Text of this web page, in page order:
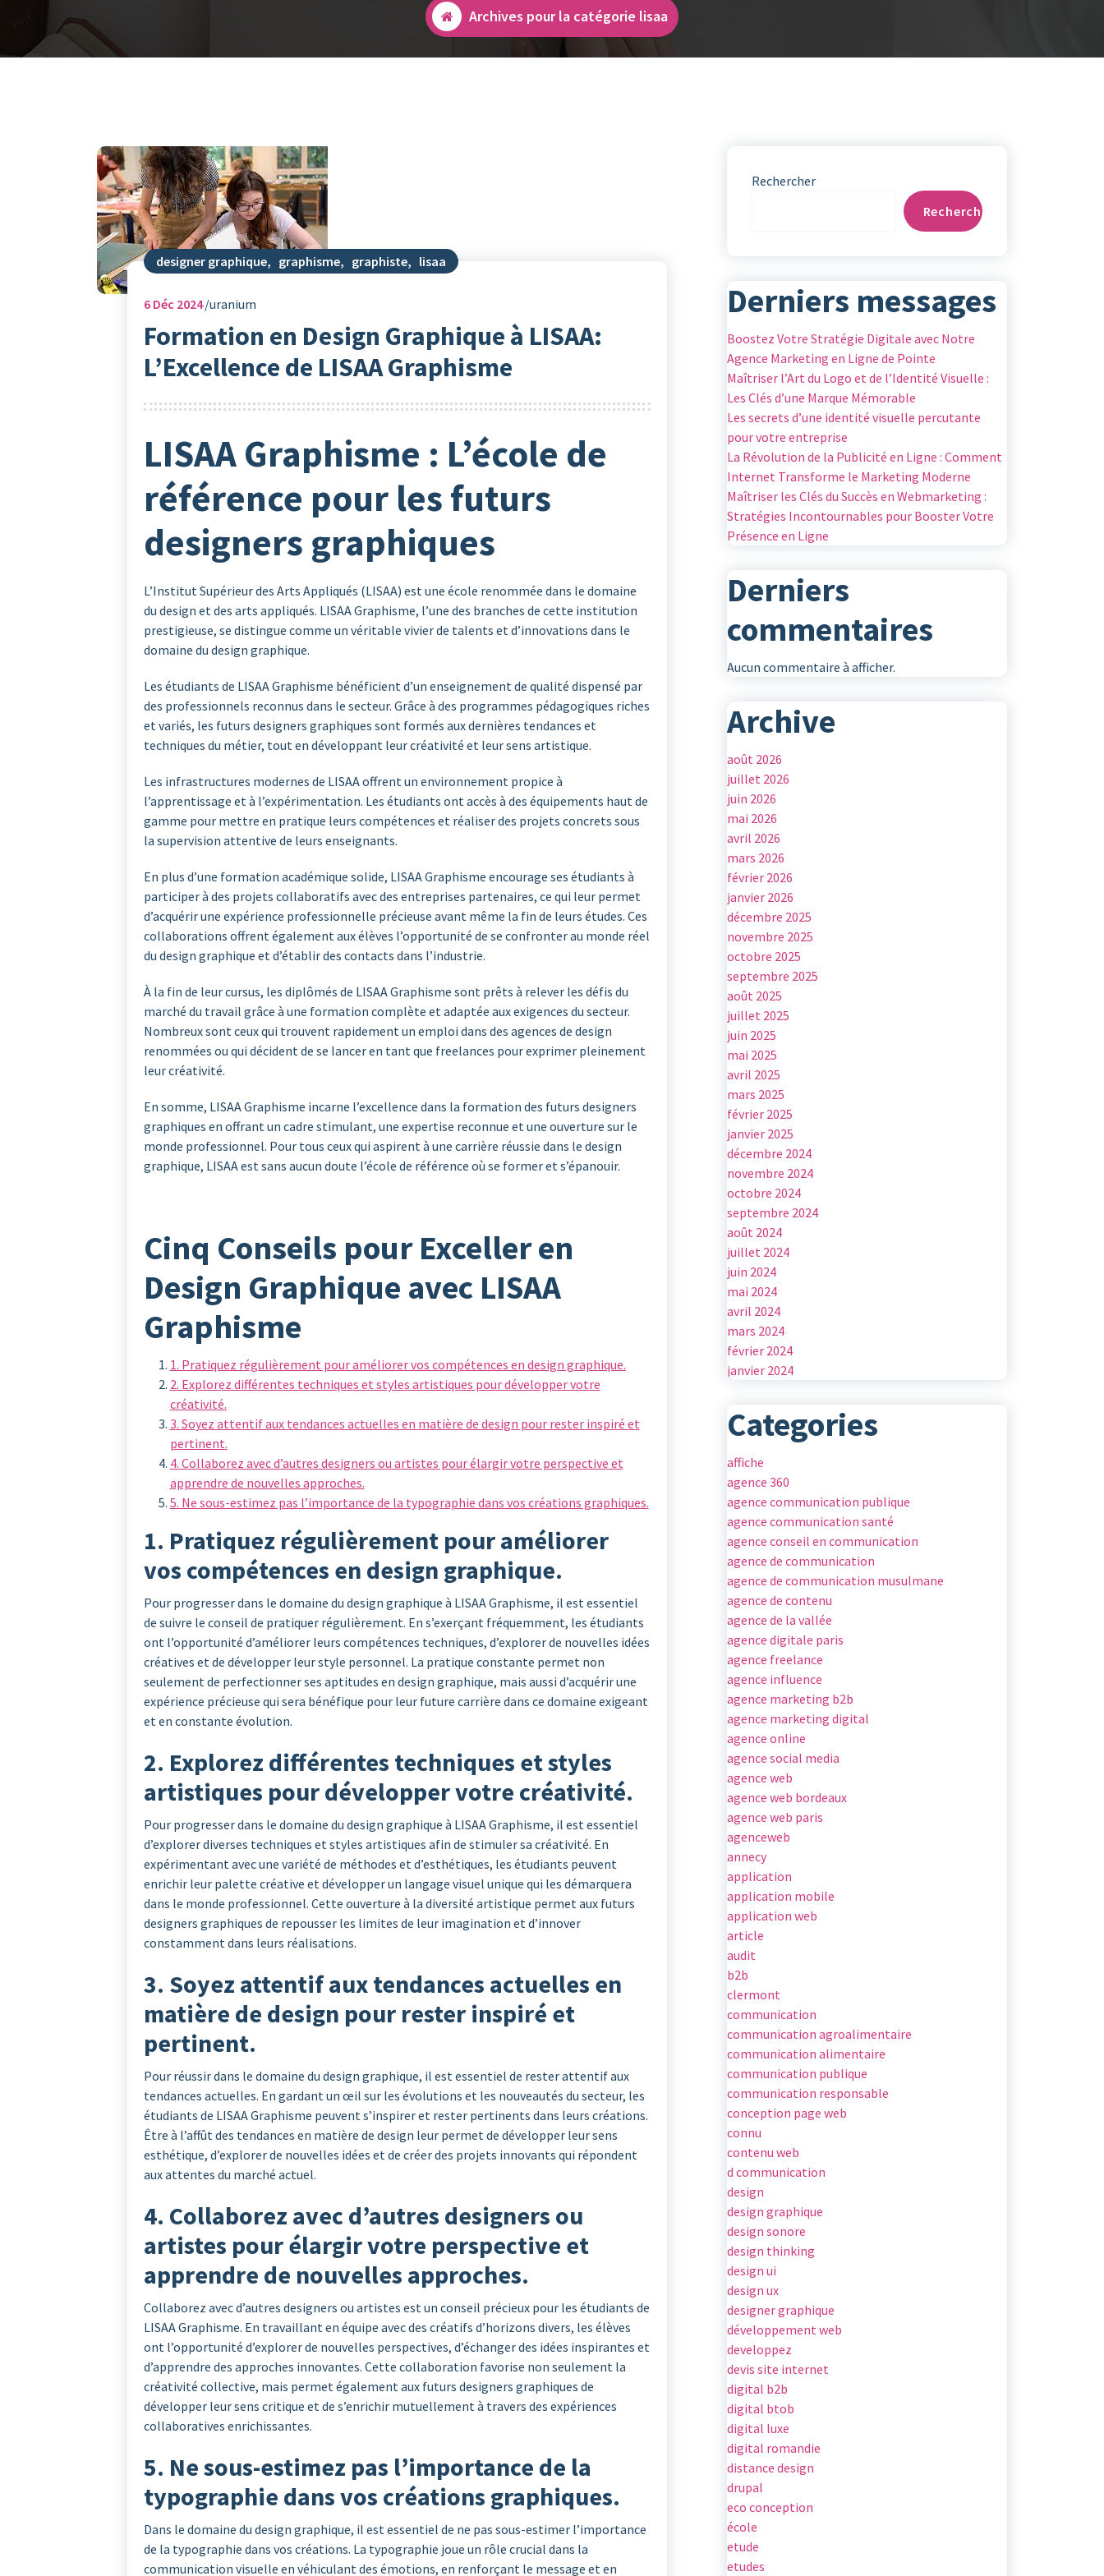
Archives pour la catégorie lisaa
designer graphique, graphisme, graphiste, lisaa
6Déc 2024 uranium
Formation en Design Graphique à LISAA:
L’Excellence de LISAA Graphisme
LISAA Graphisme : L’école de
référence pour les futurs
designers graphiques
L’Institut Supérieur des Arts Appliqués (LISAA) est une école renommée dans le domaine
du design et des arts appliqués. LISAA Graphisme, l’une des branches de cette institution
prestigieuse, se distingue comme un véritable vivier de talents et d’innovations dans le
domaine du design graphique.
Les étudiants de LISAA Graphisme bénéficient d’un enseignement de qualité dispensé par
des professionnels reconnus dans le secteur. Grâce à des programmes pédagogiques riches
et variés, les futurs designers graphiques sont formés aux dernières tendances et
techniques du métier, tout en développant leur créativité et leur sens artistique.
Les infrastructures modernes de LISAA offrent un environnement propice à
l’apprentissage et à l’expérimentation. Les étudiants ont accès à des équipements haut de
gamme pour mettre en pratique leurs compétences et réaliser des projets concrets sous
la supervision attentive de leurs enseignants.
En plus d’une formation académique solide, LISAA Graphisme encourage ses étudiants à
participer à des projets collaboratifs avec des entreprises partenaires, ce qui leur permet
d’acquérir une expérience professionnelle précieuse avant même la fin de leurs études. Ces
collaborations offrent également aux élèves l’opportunité de se confronter au monde réel
du design graphique et d’établir des contacts dans l’industrie.
À la fin de leur cursus, les diplômés de LISAA Graphisme sont prêts à relever les défis du
marché du travail grâce à une formation complète et adaptée aux exigences du secteur.
Nombreux sont ceux qui trouvent rapidement un emploi dans des agences de design
renommées ou qui décident de se lancer en tant que freelances pour exprimer pleinement
leur créativité.
En somme, LISAA Graphisme incarne l’excellence dans la formation des futurs designers
graphiques en offrant un cadre stimulant, une expertise reconnue et une ouverture sur le
monde professionnel. Pour tous ceux qui aspirent à une carrière réussie dans le design
graphique, LISAA est sans aucun doute l’école de référence où se former et s’épanouir.
Cinq Conseils pour Exceller en
Design Graphique avec LISAA
Graphisme
1. Pratiquez régulièrement pour améliorer vos compétences en design graphique.
2. Explorez différentes techniques et styles artistiques pour développer votre
créativité.
3. Soyez attentif aux tendances actuelles en matière de design pour rester inspiré et
pertinent.
4. Collaborez avec d’autres designers ou artistes pour élargir votre perspective et
apprendre de nouvelles approches.
5. Ne sous-estimez pas l’importance de la typographie dans vos créations graphiques.
1. Pratiquez régulièrement pour améliorer
vos compétences en design graphique.
Pour progresser dans le domaine du design graphique à LISAA Graphisme, il est essentiel
de suivre le conseil de pratiquer régulièrement. En s’exerçant fréquemment, les étudiants
ont l’opportunité d’améliorer leurs compétences techniques, d’explorer de nouvelles idées
créatives et de développer leur style personnel. La pratique constante permet non
seulement de perfectionner ses aptitudes en design graphique, mais aussi d’acquérir une
expérience précieuse qui sera bénéfique pour leur future carrière dans ce domaine exigeant
et en constante évolution.
2. Explorez différentes techniques et styles
artistiques pour développer votre créativité.
Pour progresser dans le domaine du design graphique à LISAA Graphisme, il est essentiel
d’explorer diverses techniques et styles artistiques afin de stimuler sa créativité. En
expérimentant avec une variété de méthodes et d’esthétiques, les étudiants peuvent
enrichir leur palette créative et développer un langage visuel unique qui les démarquera
dans le monde professionnel. Cette ouverture à la diversité artistique permet aux futurs
designers graphiques de repousser les limites de leur imagination et d’innover
constamment dans leurs réalisations.
3. Soyez attentif aux tendances actuelles en
matière de design pour rester inspiré et
pertinent.
Pour réussir dans le domaine du design graphique, il est essentiel de rester attentif aux
tendances actuelles. En gardant un œil sur les évolutions et les nouveautés du secteur, les
étudiants de LISAA Graphisme peuvent s’inspirer et rester pertinents dans leurs créations.
Être à l’affût des tendances en matière de design leur permet de développer leur sens
esthétique, d’explorer de nouvelles idées et de créer des projets innovants qui répondent
aux attentes du marché actuel.
4. Collaborez avec d’autres designers ou
artistes pour élargir votre perspective et
apprendre de nouvelles approches.
Collaborez avec d’autres designers ou artistes est un conseil précieux pour les étudiants de
LISAA Graphisme. En travaillant en équipe avec des créatifs d’horizons divers, les élèves
ont l’opportunité d’explorer de nouvelles perspectives, d’échanger des idées inspirantes et
d’apprendre des approches innovantes. Cette collaboration favorise non seulement la
créativité collective, mais permet également aux futurs designers graphiques de
développer leur sens critique et de s’enrichir mutuellement à travers des expériences
collaboratives enrichissantes.
5. Ne sous-estimez pas l’importance de la
typographie dans vos créations graphiques.
Dans le domaine du design graphique, il est essentiel de ne pas sous-estimer l’importance
de la typographie dans vos créations. La typographie joue un rôle crucial dans la
communication visuelle en véhiculant des émotions, en renforçant le message et en
Rechercher
Rechercher
Derniers messages
Boostez Votre Stratégie Digitale avec Notre
Agence Marketing en Ligne de Pointe
Maîtriser l’Art du Logo et de l’Identité Visuelle :
Les Clés d’une Marque Mémorable
Les secrets d’une identité visuelle percutante
pour votre entreprise
La Révolution de la Publicité en Ligne : Comment
Internet Transforme le Marketing Moderne
Maîtriser les Clés du Succès en Webmarketing :
Stratégies Incontournables pour Booster Votre
Présence en Ligne
Derniers
commentaires
Aucun commentaire à afficher.
Archive
août 2026
juillet 2026
juin 2026
mai 2026
avril 2026
mars 2026
février 2026
janvier 2026
décembre 2025
novembre 2025
octobre 2025
septembre 2025
août 2025
juillet 2025
juin 2025
mai 2025
avril 2025
mars 2025
février 2025
janvier 2025
décembre 2024
novembre 2024
octobre 2024
septembre 2024
août 2024
juillet 2024
juin 2024
mai 2024
avril 2024
mars 2024
février 2024
janvier 2024
Categories
affiche
agence 360
agence communication publique
agence communication santé
agence conseil en communication
agence de communication
agence de communication musulmane
agence de contenu
agence de la vallée
agence digitale paris
agence freelance
agence influence
agence marketing b2b
agence marketing digital
agence online
agence social media
agence web
agence web bordeaux
agence web paris
agenceweb
annecy
application
application mobile
application web
article
audit
b2b
clermont
communication
communication agroalimentaire
communication alimentaire
communication publique
communication responsable
conception page web
connu
contenu web
d communication
design
design graphique
design sonore
design thinking
design ui
design ux
designer graphique
développement web
developpez
devis site internet
digital b2b
digital btob
digital luxe
digital romandie
distance design
drupal
eco conception
école
etude
etudes